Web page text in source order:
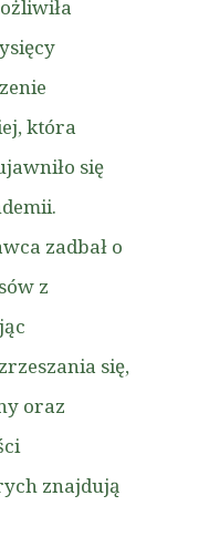
która
się
zadbał o
z
się,
oraz
znajdują